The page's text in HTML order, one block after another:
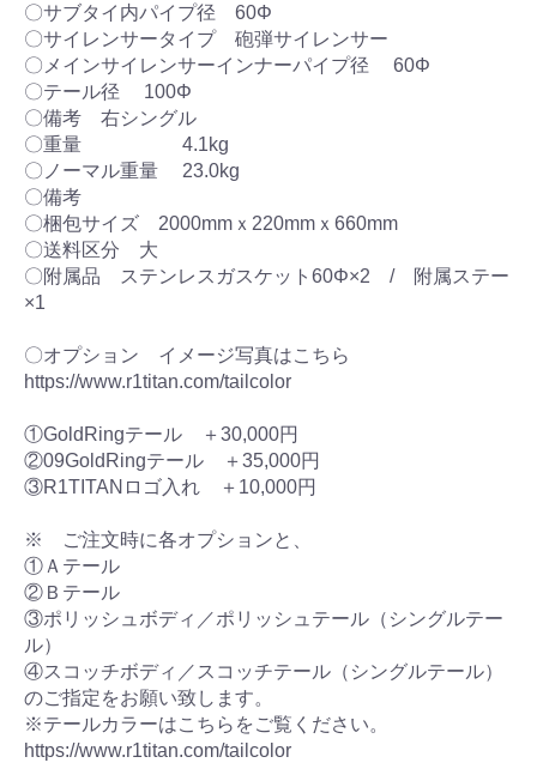
〇サブタイ内パイプ径 60Φ
〇サイレンサータイプ 砲弾サイレンサー
〇メインサイレンサーインナーパイプ径 60Φ
〇テール径 100Φ
〇備考 右シングル
〇重量 4.1kg
〇ノーマル重量 23.0kg
〇備考
〇梱包サイズ 2000mmｘ220mmｘ660mm
〇送料区分 大
〇附属品 ステンレスガスケット60Φ×2 / 附属ステー
×1
〇オプション イメージ写真はこちら
https://www.r1titan.com/tailcolor
①GoldRingテール ＋30,000円
②09GoldRingテール ＋35,000円
③R1TITANロゴ入れ ＋10,000円
※ ご注文時に各オプションと、
①Ａテール
②Ｂテール
③ポリッシュボディ／ポリッシュテール（シングルテー
ル）
④スコッチボディ／スコッチテール（シングルテール）
のご指定をお願い致します。
※テールカラーはこちらをご覧ください。
https://www.r1titan.com/tailcolor